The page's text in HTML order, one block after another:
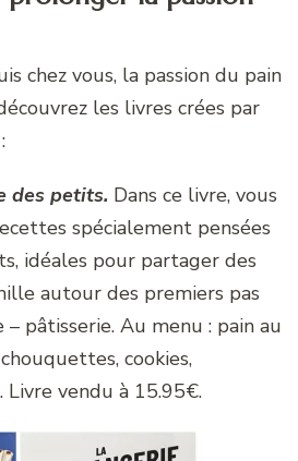
chez vous, la passion du pain
les livres crées par
des petits. Dans ce livre, vous
spécialement pensées
idéales pour partager des
autour des premiers pas
pâtisserie. Au menu : pain au
cookies,
Livre vendu à 15.95€.